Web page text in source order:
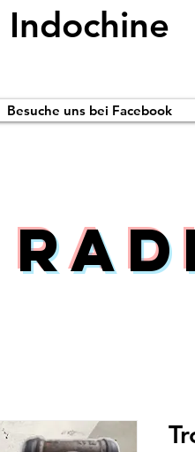
Indochine
Besuche uns bei Facebook